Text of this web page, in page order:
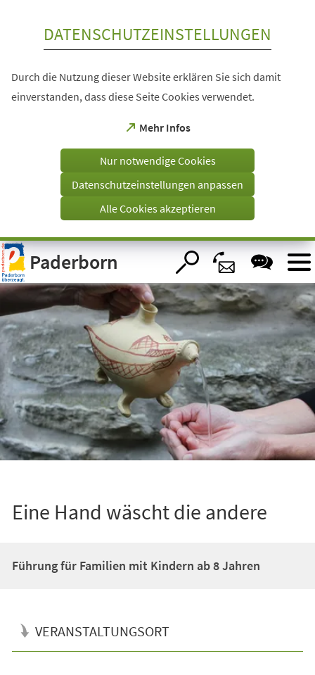
Visuelle
Assistenzsoftware
öffnen.
DATENSCHUTZEINSTELLUNGEN
Durch die Nutzung dieser Website erklären Sie sich damit
einverstanden, dass diese Seite Cookies verwendet.
Mehr Infos
(Öffnet
einem
Tab)
Nur notwendige Cookies
Datenschutzeinstellungen anpassen
Alle Cookies akzeptieren
Paderborn
Eine Hand wäscht die andere
Führung für Familien mit Kindern ab 8 Jahren
VERANSTALTUNGSORT